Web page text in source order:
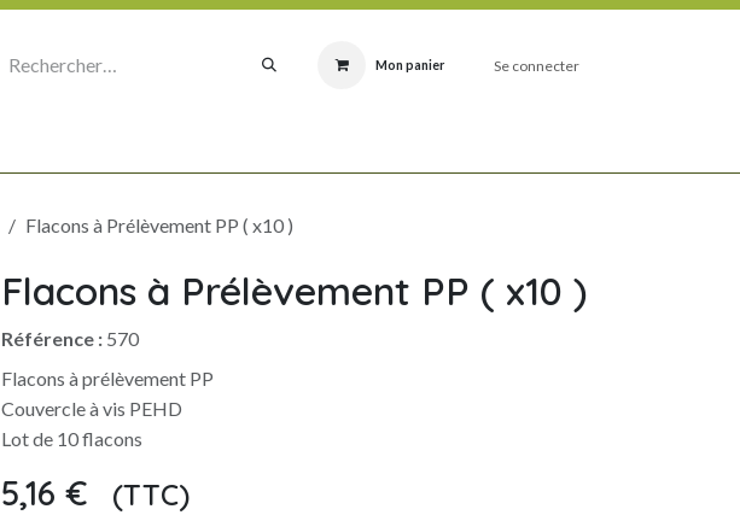
Mon panier Se connecter
Flacons à Prélèvement PP ( x10 )
Flacons à Prélèvement PP ( x10 )
Référence : 570
Flacons à prélèvement PP
Couvercle à vis PEHD
Lot de 10 flacons
5,16 € (TTC)